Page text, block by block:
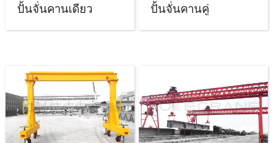
ปั้นจั่นคานเดียว ปั้นจั่นคานคู่